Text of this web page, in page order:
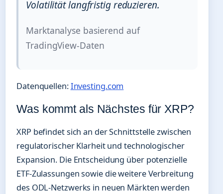
Volatilität langfristig reduzieren.
Marktanalyse basierend auf
TradingView-Daten
Datenquellen:Investing.com
Was kommt als Nächstes für XRP?
XRP befindet sich an der Schnittstelle zwischen
regulatorischer Klarheit und technologischer
Expansion. Die Entscheidung über potenzielle
ETF-Zulassungen sowie die weitere Verbreitung
des ODL-Netzwerks in neuen Märkten werden